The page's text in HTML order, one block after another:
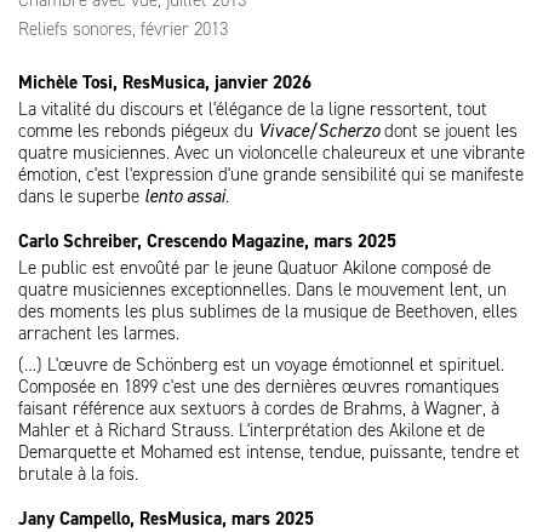
Reliefs sonores, février 2013
Michèle Tosi, ResMusica, janvier 2026
La vitalité du discours et l'élégance de la ligne ressortent, tout
comme les rebonds piégeux du Vivace/Scherzodont se jouent les
quatre musiciennes. Avec un violoncelle chaleureux et une vibrante
émotion, c'est l'expression d'une grande sensibilité qui se manifeste
dans le superbe lento assai.
Carlo Schreiber, Crescendo Magazine, mars 2025
Le public est envoûté par le jeune Quatuor Akilone composé de
quatre musiciennes exceptionnelles. Dans le mouvement lent, un
des moments les plus sublimes de la musique de Beethoven, elles
arrachent les larmes.
(…) L'œuvre de Schönberg est un voyage émotionnel et spirituel.
Composée en 1899 c'est une des dernières œuvres romantiques
faisant référence aux sextuors à cordes de Brahms, à Wagner, à
Mahler et à Richard Strauss. L'interprétation des Akilone et de
Demarquette et Mohamed est intense, tendue, puissante, tendre et
brutale à la fois.
Jany Campello, ResMusica, mars 2025